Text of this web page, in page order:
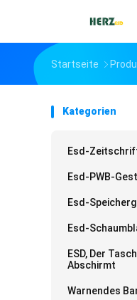
Startseite
Kategorien
Esd-
Esd-PWB-
Esd-
Esd-
ESD, Der
Abschirmt
Warnendes